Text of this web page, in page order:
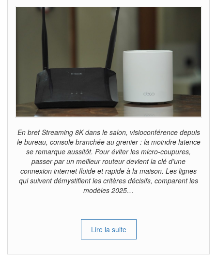
En bref Streaming 8K dans le salon, visioconférence depuis
le bureau, console branchée au grenier : la moindre latence
se remarque aussitôt. Pour éviter les micro-coupures,
passer par un meilleur routeur devient la clé d’une
connexion internet fluide et rapide à la maison. Les lignes
qui suivent démystifient les critères décisifs, comparent les
modèles 2025…
Lire la suite